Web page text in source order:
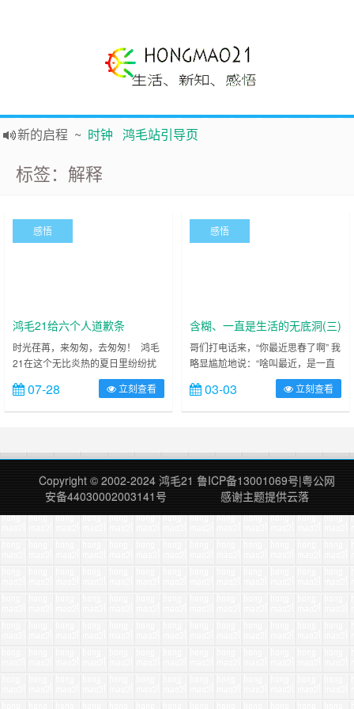
新的启程 ~ 时钟 鸿毛站引导页
践行自由、开放、互
标签：解释
感悟
鸿毛21给六个人道歉条
时光荏苒，来匆匆，去匆匆！ 鸿毛
21在这个无比炎热的夏日里纷纷扰
扰的也曾疯狂过、傻B过，以及痛并
快乐着。 时至今日，我不得不公开
的、诚恳的发布以下道歉公告！(时
你是女汉纸，今天一大早……
07-28 立刻查看
感悟
含糊、一直是生活的无底洞(三)
哥们打电话来，“你最近思春了啊” 我
略显尴尬地说：“啥叫最近，是一直
的好不好……” 前面的（一）（二）
写的如同单相思；爱不爱的我不需要
解释什么； 直觉总是对的；邪恶的
底洞。 ……
03-03 立刻查看
Copyright © 2002-2024 鸿毛21 鲁ICP备13001069号|粤公网
安备44030002003141号
感谢主题提供云落